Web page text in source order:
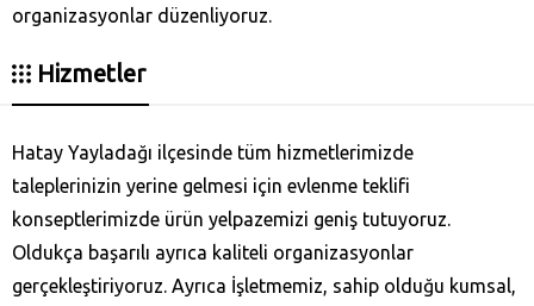
organizasyonlar düzenliyoruz.
Hizmetler
Hatay Yayladağı‎ ilçesinde tüm hizmetlerimizde
taleplerinizin yerine gelmesi için evlenme teklifi
konseptlerimizde ürün yelpazemizi geniş tutuyoruz.
Oldukça başarılı ayrıca kaliteli organizasyonlar
gerçekleştiriyoruz. Ayrıca İşletmemiz, sahip olduğu kumsal,